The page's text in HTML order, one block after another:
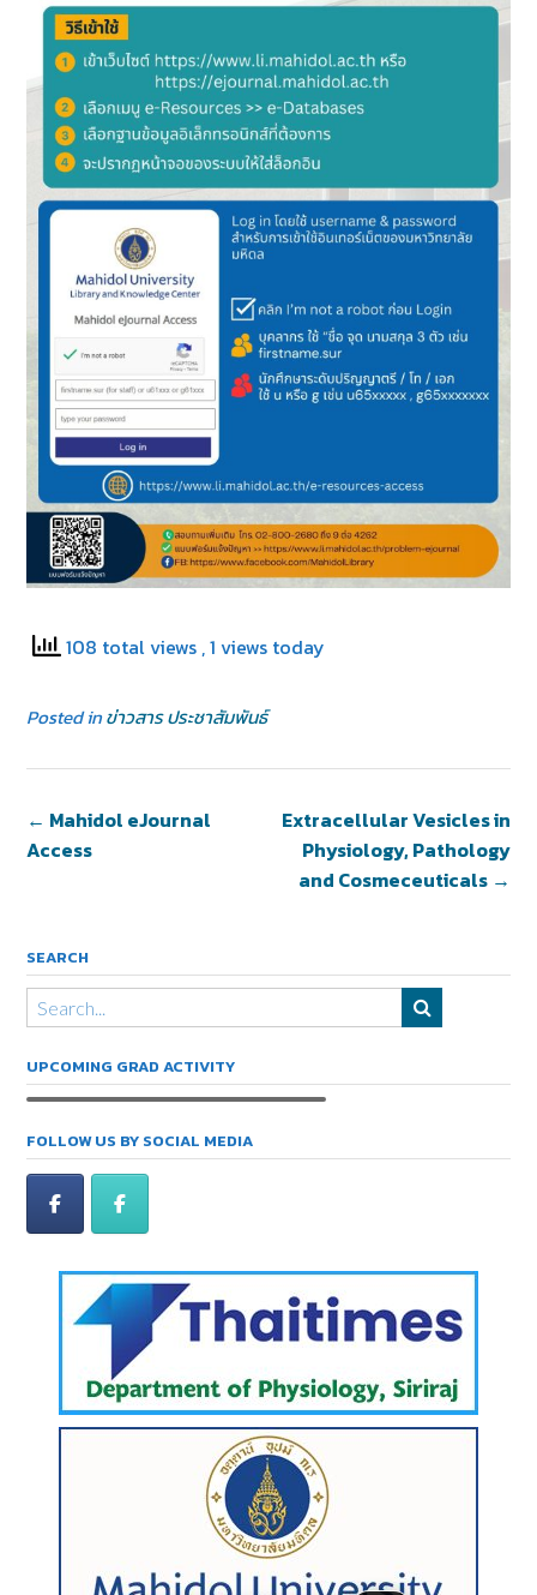
108 total views , 1 views today
Posted inข่าวสาร ประชาสัมพันธ์
Extracellular Vesicles in
Physiology, Pathology
and Cosmeceuticals →
← Mahidol eJournal
Access
SEARCH
UPCOMING GRAD ACTIVITY
FOLLOW US BY SOCIAL MEDIA